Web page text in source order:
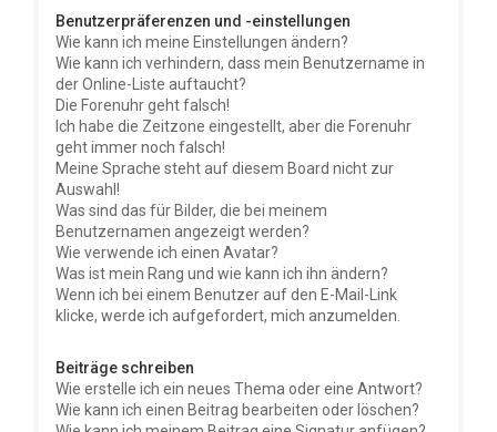
Benutzerpräferenzen und -einstellungen
Wie kann ich meine Einstellungen ändern?
Wie kann ich verhindern, dass mein Benutzername in
der Online-Liste auftaucht?
Die Forenuhr geht falsch!
Ich habe die Zeitzone eingestellt, aber die Forenuhr
geht immer noch falsch!
Meine Sprache steht auf diesem Board nicht zur
Auswahl!
Was sind das für Bilder, die bei meinem
Benutzernamen angezeigt werden?
Wie verwende ich einen Avatar?
Was ist mein Rang und wie kann ich ihn ändern?
Wenn ich bei einem Benutzer auf den E-Mail-Link
klicke, werde ich aufgefordert, mich anzumelden.
Beiträge schreiben
Wie erstelle ich ein neues Thema oder eine Antwort?
Wie kann ich einen Beitrag bearbeiten oder löschen?